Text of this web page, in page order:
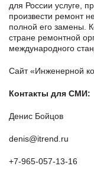
для России услуге,
произвести ремонт
полной его замены.
стране ремонтной
международного
Сайт «Инженерной
Контакты для СМИ:
Денис Бойцов
denis@itrend.ru
+7-965-057-13-16